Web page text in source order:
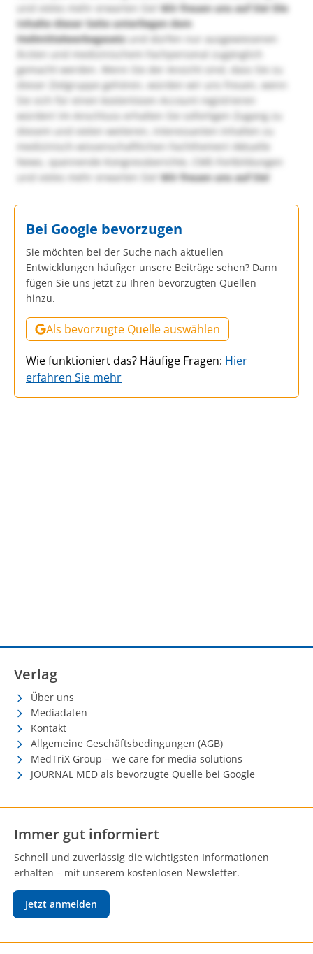
und vieles mehr erwarten Sie!Wir freuen uns auf Sie! Die
Inhalte dieser Seite unterliegen dem
Heilmittelwerbegesetzund dürfen nur ausgewiesenen
Ärzten und medizinischem Fachpersonal zugänglich
gemacht werden. Wenn Sie der Ansicht sind, dass Sie zu
dieser Zielgruppe gehören, würden wir uns freuen, wenn
Sie sich für einen kostenlosen Account registrieren
würden! Im Anschluss erhalten Sie sofortigen Zugang zu
diesem und vielen weiteren, interessanten Inhalten zu
medizinisch-wissenschaftlichen Fachthemen! Aktuelle
News, spannende Kongressberichte, CME-Fortbildungen
und vieles mehr erwarten Sie!Wir freuen uns auf Sie!
Bei Google bevorzugen
Sie möchten bei der Suche nach aktuellen
Entwicklungen häufiger unsere Beiträge sehen? Dann
fügen Sie uns jetzt zu Ihren bevorzugten Quellen
hinzu.
Als bevorzugte Quelle auswählen
Wie funktioniert das? Häufige Fragen: Hier
erfahren Sie mehr
Verlag
Über uns
Mediadaten
Kontakt
Allgemeine Geschäftsbedingungen (AGB)
MedTriX Group – we care for media solutions
JOURNAL MED als bevorzugte Quelle bei Google
Immer gut informiert
Schnell und zuverlässig die wichtigsten Informationen
erhalten – mit unserem kostenlosen Newsletter.
Jetzt anmelden